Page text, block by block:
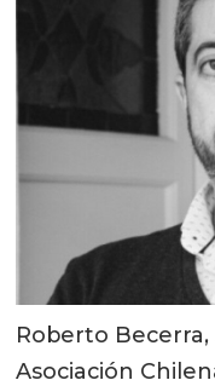
Roberto
Asociación